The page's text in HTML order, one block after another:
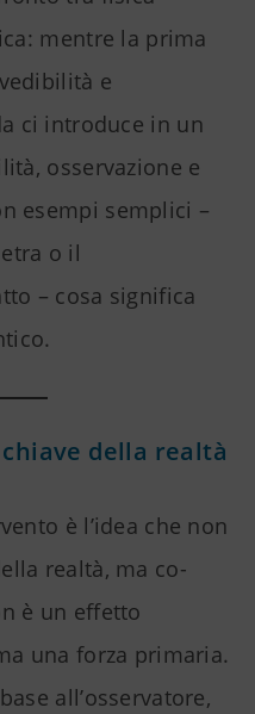
mentre la prima
e
ci introduce in un
osservazione e
esempi semplici –
o il
– cosa significa
chiave della realtà
è l’idea che non
realtà, ma co-
è un effetto
una forza primaria.
all’osservatore,